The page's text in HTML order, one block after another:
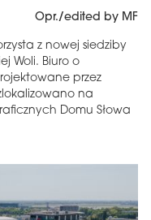
Opr./edited by MF
z nowej siedziby
Woli. Biuro o
przez
na
Domu Słowa